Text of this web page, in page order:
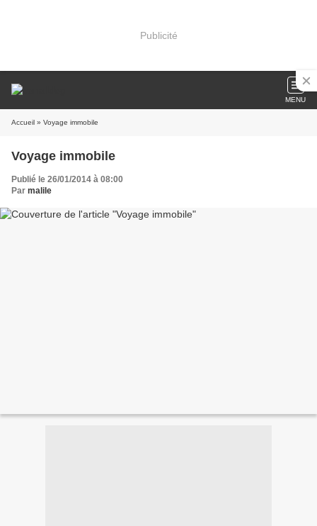
Publicité
MENU
Accueil » Voyage immobile
Voyage immobile
Publié le 26/01/2014 à 08:00
Par malile